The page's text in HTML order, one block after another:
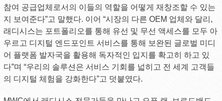
참여 공급업체로서의 이들의 역할을 어떻게 재창조할 수 있는
지 보여준다”고 말했다. 이어 “시장의 다른 OEM 업체와 달리,
래디시스는 포트폴리오를 통해 유선 및 무선 액세스를 모두 아
우르고 디지털 엔드포인트 서비스를 통해 보완된 글로벌 미디
어 플랫폼 발자국을 활용해 독자적인 입지를 확고히 하고 있
다”며 “우리의 솔루션은 서비스 기회를 넓히고 전 세계 고객들
의 디지털 체험을 강화한다”고 덧붙였다.